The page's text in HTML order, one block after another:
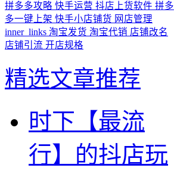
拼多多攻略 快手运营 抖店上货软件 拼多
多一键上架 快手小店铺货 网店管理
inner_links 淘宝发货 淘宝代销 店铺改名
店铺引流 开店规格
精选文章推荐
时下【最流
行】的抖店玩